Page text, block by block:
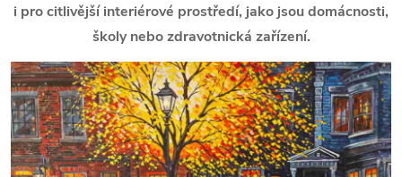
i pro citlivější interiérové prostředí, jako jsou domácnosti,
školy nebo zdravotnická zařízení.